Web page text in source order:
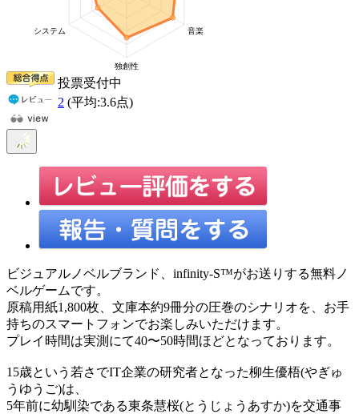
投票受付中
2 (平均:3.6点)
ビジュアルノベルブランド、infinity-S™がお送りする無料ノ
ベルゲームです。
原稿用紙1,800枚、文庫本約9冊分の圧巻のシナリオを、お手
持ちのスマートフォンでお楽しみいただけます。
プレイ時間は実測にて40〜50時間ほどとなっております。
15歳という若さでIT企業の研究者となった柳生優梧(やぎゅ
うゆうご)は、
5年前に幼馴染である東条慧桜(とうじょうあすか)を交通事